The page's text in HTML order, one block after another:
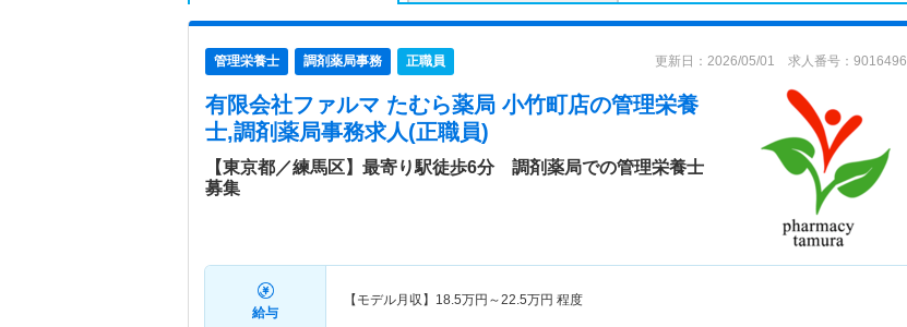
管理栄養士 調剤薬局事務 正職員 更新日：2026/05/01 求人番号：9016496
有限会社ファルマ たむら薬局 小竹町店の管理栄養
士,調剤薬局事務求人(正職員)
【東京都／練馬区】最寄り駅徒歩6分 調剤薬局での管理栄養士
募集
給与
【モデル月収】 18.5万円～22.5万円 程度